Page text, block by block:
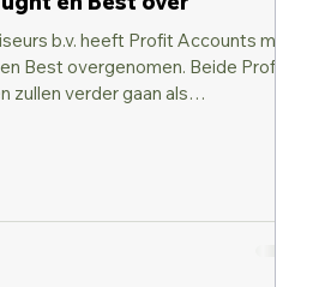
b.v. heeft Profit Accounts met
Best overgenomen. Beide Profit
zullen verder gaan als
Regio-directeur van Midden-